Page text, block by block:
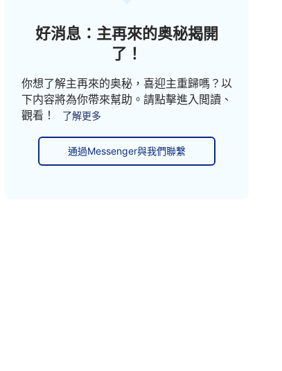
好消息：主再來的奥秘揭開
了！
你想了解主再來的奥秘，喜迎主重歸嗎？以
下内容將為你帶來幫助。請點擊進入閲讀、
觀看！
了解更多
通過Messenger與我們聯繫